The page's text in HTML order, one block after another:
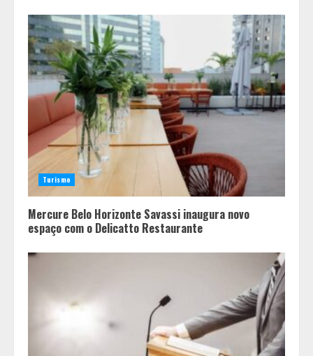
Turismo
Mercure Belo Horizonte Savassi inaugura novo
espaço com o Delicatto Restaurante